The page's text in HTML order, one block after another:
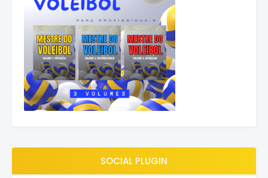
SOCIAL PLUGIN